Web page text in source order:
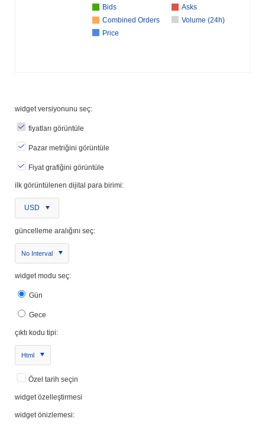
Bids
Asks
Combined Orders
Volume (24h)
Price
widget versiyonunu seç:
fiyatları görüntüle
Pazar metriğini görüntüle
Fiyat grafiğini görüntüle
ilk görüntülenen dijital para birimi:
USD
güncelleme aralığını seç:
No Interval
widget modu seç:
Gün
Gece
çıktı kodu tipi:
Html
Özel tarih seçin
widget özelleştirmesi
widget önizlemesi: